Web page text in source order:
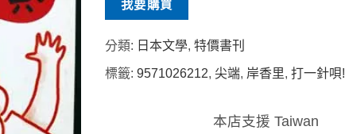
我要購買
分類: 日本文學,特價書刊
標籤:9571026212,尖端, 岸香里,打一針唄!
本店支援 Taiwan